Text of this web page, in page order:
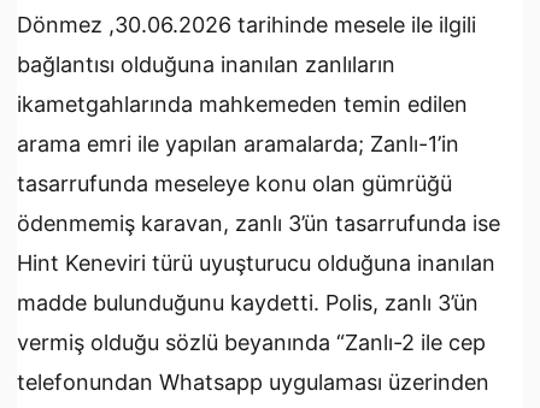
Dönmez ,30.06.2026 tarihinde mesele ile ilgili
bağlantısı olduğuna inanılan zanlıların
ikametgahlarında mahkemeden temin edilen
arama emri ile yapılan aramalarda; Zanlı-1’in
tasarrufunda meseleye konu olan gümrüğü
ödenmemiş karavan, zanlı 3’ün tasarrufunda ise
Hint Keneviri türü uyuşturucu olduğuna inanılan
madde bulunduğunu kaydetti. Polis, zanlı 3’ün
vermiş olduğu sözlü beyanında “Zanlı-2 ile cep
telefonundan Whatsapp uygulaması üzerinden